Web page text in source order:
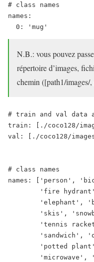
# class names
names:
  0: 'mug'
N.B.: vous pouvez
répertoire d’images,
chemin ([path1/images/
# train and val data
train: [./coco128/
val: [./coco128/
# class names
names: ['person',
'fire
'elephant',
'skis',
'tennis
'sandwich',
'potted
'microwave',